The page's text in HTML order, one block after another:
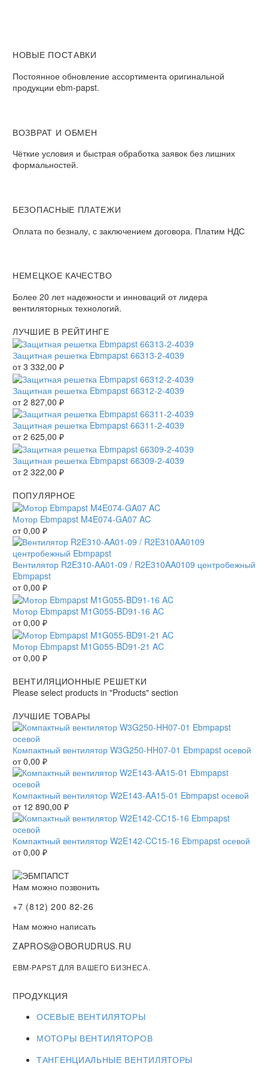
НОВЫЕ ПОСТАВКИ
Постоянное обновление ассортимента оригинальной
продукции ebm-papst.
ВОЗВРАТ И ОБМЕН
Чёткие условия и быстрая обработка заявок без лишних
формальностей.
БЕЗОПАСНЫЕ ПЛАТЕЖИ
Оплата по безналу, с заключением договора. Платим НДС
НЕМЕЦКОЕ КАЧЕСТВО
Более 20 лет надежности и инноваций от лидера
вентиляторных технологий.
ЛУЧШИЕ В РЕЙТИНГЕ
Защитная решетка Ebmpapst 66313-2-4039
от3 332,00 ₽
Защитная решетка Ebmpapst 66312-2-4039
от2 827,00 ₽
Защитная решетка Ebmpapst 66311-2-4039
от2 625,00 ₽
Защитная решетка Ebmpapst 66309-2-4039
от2 322,00 ₽
ПОПУЛЯРНОЕ
Мотор Ebmpapst M4E074-GA07 AC
от0,00 ₽
Вентилятор R2E310-AA01-09 / R2E310AA0109 центробежный
Ebmpapst
от0,00 ₽
Мотор Ebmpapst M1G055-BD91-16 AC
от0,00 ₽
Мотор Ebmpapst M1G055-BD91-21 AC
от0,00 ₽
ВЕНТИЛЯЦИОННЫЕ РЕШЕТКИ
Please select products in "Products" section
ЛУЧШИЕ ТОВАРЫ
Компактный вентилятор W3G250-HH07-01 Ebmpapst осевой
от0,00 ₽
Компактный вентилятор W2E143-AA15-01 Ebmpapst осевой
от 12 890,00 ₽
Компактный вентилятор W2E142-CC15-16 Ebmpapst осевой
от0,00 ₽
Нам можно позвонить
+7 (812) 200 82-26
Нам можно написать
ZAPROS@OBORUDRUS.RU
EBM-PAPST ДЛЯ ВАШЕГО БИЗНЕСА.
ПРОДУКЦИЯ
ОСЕВЫЕ ВЕНТИЛЯТОРЫ
МОТОРЫ ВЕНТИЛЯТОРОВ
ТАНГЕНЦИАЛЬНЫЕ ВЕНТИЛЯТОРЫ